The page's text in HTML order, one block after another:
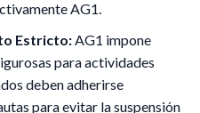
AG1.
Estricto:AG1 impone
para actividades
deben adherirse
para evitar la suspensión